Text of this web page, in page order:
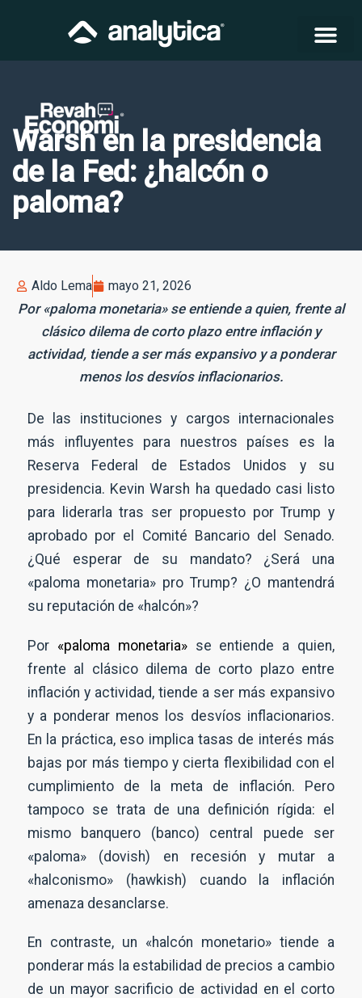
Warsh en la presidencia
de la Fed: ¿halcón o
paloma?
Aldo Lema mayo 21, 2026
Por «paloma monetaria» se entiende a quien, frente al
clásico dilema de corto plazo entre inflación y
actividad, tiende a ser más expansivo y a ponderar
menos los desvíos inflacionarios.
De las instituciones y cargos internacionales
más influyentes para nuestros países es la
Reserva Federal de Estados Unidos y su
presidencia. Kevin Warsh ha quedado casi listo
para liderarla tras ser propuesto por Trump y
aprobado por el Comité Bancario del Senado.
¿Qué esperar de su mandato? ¿Será una
«paloma monetaria» pro Trump? ¿O mantendrá
su reputación de «halcón»?
Por «paloma monetaria»se entiende a quien,
frente al clásico dilema de corto plazo entre
inflación y actividad, tiende a ser más expansivo
y a ponderar menos los desvíos inflacionarios.
En la práctica, eso implica tasas de interés más
bajas por más tiempo y cierta flexibilidad con el
cumplimiento de la meta de inflación. Pero
tampoco se trata de una definición rígida: el
mismo banquero (banco) central puede ser
«paloma» (dovish) en recesión y mutar a
«halconismo» (hawkish) cuando la inflación
amenaza desanclarse.
En contraste, un «halcón monetario» tiende a
ponderar más la estabilidad de precios a cambio
de un mayor sacrificio de actividad en el corto